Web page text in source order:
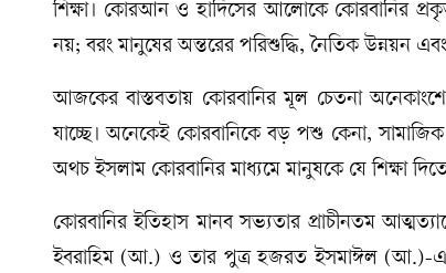
শিক্ষা। কোরআন ও হাদিসের আলোকে কোরবানির
নয়; বরং মানুষের অন্তরের পরিশুদ্ধি, নৈতিক উন্নয়ন
আজকের বাস্তবতায় কোরবানির মূল চেতনা
যাচ্ছে। অনেকেই কোরবানিকে বড় পশু কেনা, সামাজিক
অথচ ইসলাম কোরবানির মাধ্যমে মানুষকে যে শিক্ষা
কোরবানির ইতিহাস মানব সভ্যতার প্রাচীনতম
ইবরাহিম (আ.) ও তার পুত্র হজরত ইসমাঈল (আ.)-এর